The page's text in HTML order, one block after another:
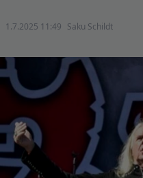
1.7.2025 11:49 Saku Schildt